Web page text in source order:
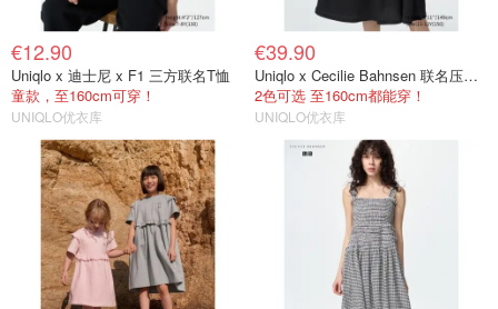
€12.90
Uniqlo x 迪士尼 x F1 三方联名T恤
童款，至160cm可穿！
UNIQLO优衣库
€39.90
Uniqlo x Cecilie Bahnsen 联名压褶连衣裙
2色可选 至160cm都能穿！
UNIQLO优衣库